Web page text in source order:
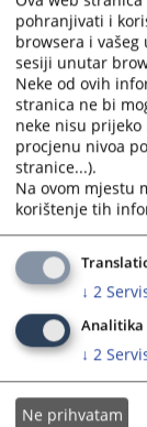
and
select
a
date.
Press
the
question
mark
key
to
get
the
keyboard
shortcuts
for
changing
dates.
pohranjivati i
browsera i
sesiji unutar
Neke od ovih
stranica ne bi
neke nisu
procjenu nivoa
stranice...).
Na ovom mjestu
korištenje tih
↓ 2
Analitika
↓ 2
Ne prihvatam